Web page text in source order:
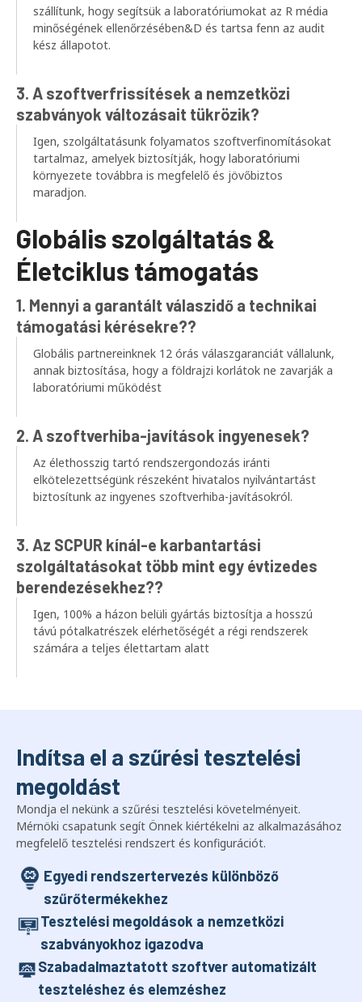
szállítunk, hogy segítsük a laboratóriumokat az R média
minőségének ellenőrzésében&D és tartsa fenn az audit
kész állapotot.
3. A szoftverfrissítések a nemzetközi
szabványok változásait tükrözik?
Igen, szolgáltatásunk folyamatos szoftverfinomításokat
tartalmaz, amelyek biztosítják, hogy laboratóriumi
környezete továbbra is megfelelő és jövőbiztos
maradjon.
Globális szolgáltatás &
Életciklus támogatás
1. Mennyi a garantált válaszidő a technikai
támogatási kérésekre??
Globális partnereinknek 12 órás válaszgaranciát vállalunk,
annak biztosítása, hogy a földrajzi korlátok ne zavarják a
laboratóriumi működést
2. A szoftverhiba-javítások ingyenesek?
Az élethosszig tartó rendszergondozás iránti
elkötelezettségünk részeként hivatalos nyilvántartást
biztosítunk az ingyenes szoftverhiba-javításokról.
3. Az SCPUR kínál-e karbantartási
szolgáltatásokat több mint egy évtizedes
berendezésekhez??
Igen, 100% a házon belüli gyártás biztosítja a hosszú
távú pótalkatrészek elérhetőségét a régi rendszerek
számára a teljes élettartam alatt
Indítsa el a szűrési tesztelési
megoldást
Mondja el nekünk a szűrési tesztelési követelményeit.
Mérnöki csapatunk segít Önnek kiértékelni az alkalmazásához
megfelelő tesztelési rendszert és konfigurációt.
Egyedi rendszertervezés különböző
szűrőtermékekhez
Tesztelési megoldások a nemzetközi
szabványokhoz igazodva
Szabadalmaztatott szoftver automatizált
teszteléshez és elemzéshez